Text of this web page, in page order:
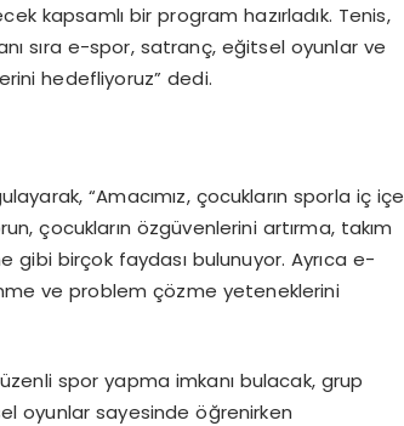
kapsamlı bir program hazırladık. Tenis,
sıra e-spor, satranç, eğitsel oyunlar ve
hedefliyoruz” dedi.
“Amacımız, çocukların sporla iç içe
çocukların özgüvenlerini artırma, takım
gibi birçok faydası bulunuyor. Ayrıca e-
ve problem çözme yeteneklerini
spor yapma imkanı bulacak, grup
oyunlar sayesinde öğrenirken